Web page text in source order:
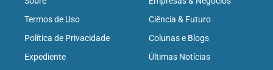
Termos de Uso
Política de Privacidade
Expediente
Ciência & Futuro
Colunas e Blogs
Últimas Notícias